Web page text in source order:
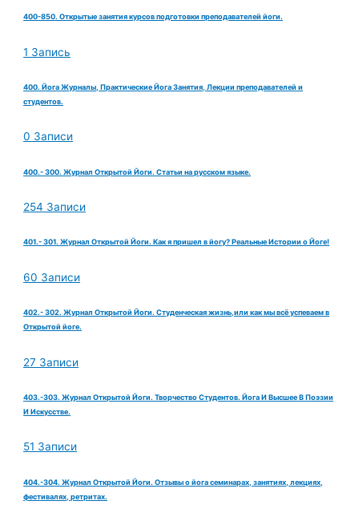
400-850. Открытые занятия курсов подготовки преподавателей йоги.
1 Запись
400. Йога Журналы, Практические Йога Занятия, Лекции преподавателей и
студентов.
0 Записи
400.- 300. Журнал Открытой Йоги. Статьи на русском языке.
254 Записи
401.- 301. Журнал Открытой Йоги. Как я пришел в йогу? Реальные Истории о Йоге!
60 Записи
402.- 302. Журнал Открытой Йоги. Студенческая жизнь,или как мы всё успеваем в
Открытой йоге.
27 Записи
403.-303. Журнал Открытой Йоги. Творчество Студентов. Йога И Высшее В Поэзии
И Искусстве.
51 Записи
404.-304. Журнал Открытой Йоги. Отзывы о йога семинарах, занятиях, лекциях,
фестивалях, ретритах.